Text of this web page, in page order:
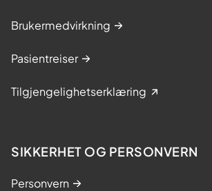
Brukermedvirkning
Pasientreiser
Tilgjengelighetserklæring
SIKKERHET OG PERSONVERN
Personvern